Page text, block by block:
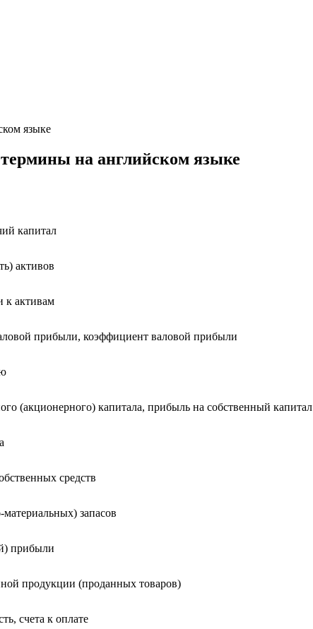
языке
на английском языке
капитал
активов
к активам
прибыли, коэффициент валовой прибыли
(акционерного) капитала, прибыль на собственный капитал
средств
материальных) запасов
прибыли
продукции (проданных товаров)
счета к оплате